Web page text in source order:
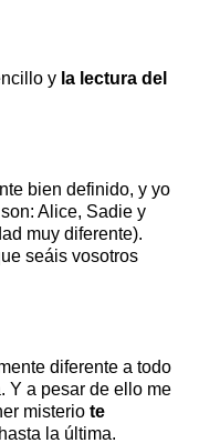
y la lectura del
bien definido, y yo
Alice, Sadie y
muy diferente).
seáis vosotros
diferente a todo
Y a pesar de ello me
misterio te
la última.